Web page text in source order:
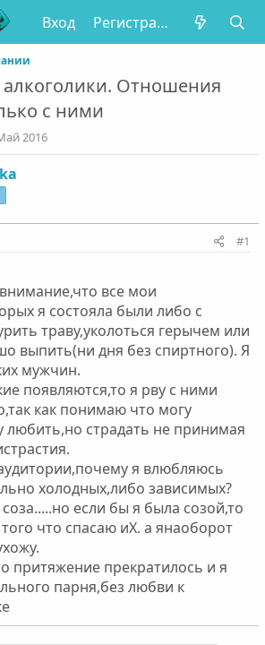
Вход Регистрация
Отношения
с ними
2016
#1
все мои
я состояла были либо с
траву,уколоться герычем или
выпить(ни дня без спиртного). Я
мужчин.
появляются,то я рву с ними
как понимаю что могу
любить,но страдать не принимая
я влюбляюсь
холодных,либо зависимых?
если бы я была созой,то
что спасаю иХ. а янаоборот
притяжение прекратилось и я
парня,без любви к